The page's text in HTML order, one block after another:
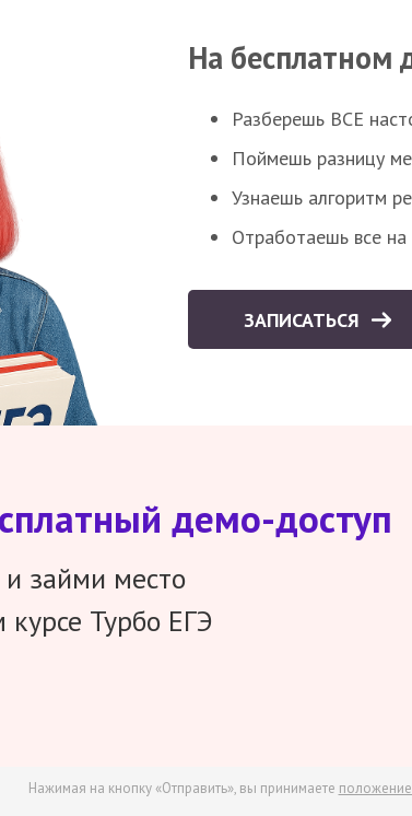
На бесплатном
Разберешь ВСЕ
Поймешь разницу
Узнаешь алгоритм
Отработаешь все на
ЗАПИСАТЬСЯ
демо-доступ
и займи место
курсе Турбо ЕГЭ
Нажимая на кнопку «Отправить», вы принимаете